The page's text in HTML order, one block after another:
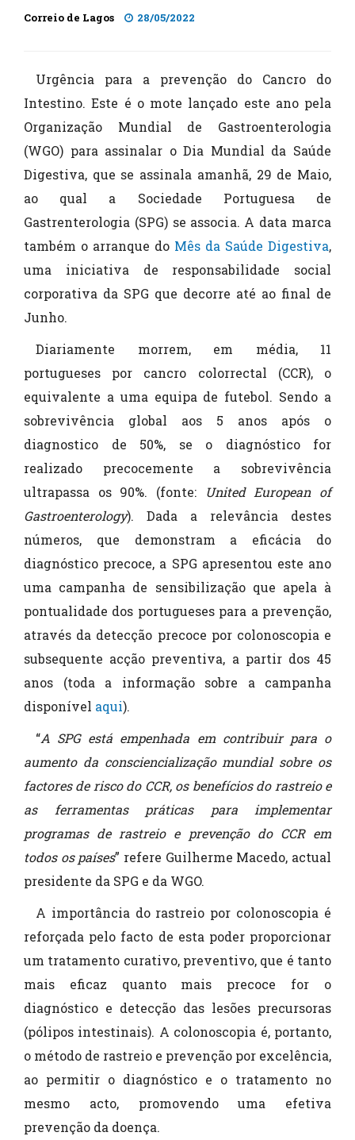
Correio de Lagos 28/05/2022
Urgência para a prevenção do Cancro do
Intestino. Este é o mote lançado este ano pela
Organização Mundial de Gastroenterologia
(WGO) para assinalar o Dia Mundial da Saúde
Digestiva, que se assinala amanhã, 29 de Maio,
ao qual a Sociedade Portuguesa de
Gastrenterologia (SPG) se associa. A data marca
também o arranque do Mês da Saúde Digestiva,
uma iniciativa de responsabilidade social
corporativa da SPG que decorre até ao final de
Junho.
Diariamente morrem, em média, 11
portugueses por cancro colorrectal (CCR), o
equivalente a uma equipa de futebol. Sendo a
sobrevivência global aos 5 anos após o
diagnostico de 50%, se o diagnóstico for
realizado precocemente a sobrevivência
ultrapassa os 90%. (fonte:
United European of
Gastroenterology). Dada a relevância destes
números, que demonstram a eficácia do
diagnóstico precoce, a SPG apresentou este ano
uma campanha de sensibilização que apela à
pontualidade dos portugueses para a prevenção,
através da detecção precoce por colonoscopia e
subsequente acção preventiva, a partir dos 45
anos (toda a informação sobre a campanha
disponível aqui).
“A SPG está empenhada em contribuir para o
aumento da consciencialização mundial sobre os
factores de risco do CCR, os benefícios do rastreio e
as ferramentas práticas para implementar
programas de rastreio e prevenção do CCR em
todos os países” refere Guilherme Macedo, actual
presidente da SPG e da WGO.
A importância do rastreio por colonoscopia é
reforçada pelo facto de esta poder proporcionar
um tratamento curativo, preventivo, que é tanto
mais eficaz quanto mais precoce for o
diagnóstico e detecção das lesões precursoras
(pólipos intestinais). A colonoscopia é, portanto,
o método de rastreio e prevenção por excelência,
ao permitir o diagnóstico e o tratamento no
mesmo acto, promovendo uma efetiva
prevenção da doença.